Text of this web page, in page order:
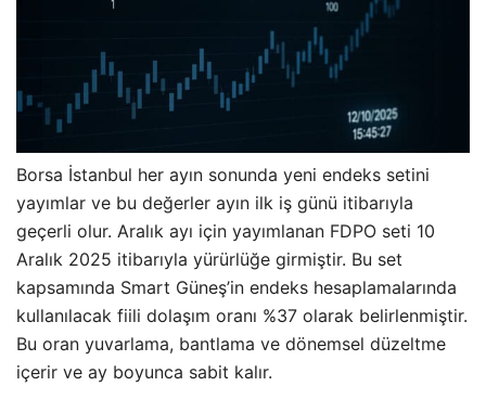
Borsa İstanbul her ayın sonunda yeni endeks setini
yayımlar ve bu değerler ayın ilk iş günü itibarıyla
geçerli olur. Aralık ayı için yayımlanan FDPO seti 10
Aralık 2025 itibarıyla yürürlüğe girmiştir. Bu set
kapsamında Smart Güneş’in endeks hesaplamalarında
kullanılacak fiili dolaşım oranı %37 olarak belirlenmiştir.
Bu oran yuvarlama, bantlama ve dönemsel düzeltme
içerir ve ay boyunca sabit kalır.